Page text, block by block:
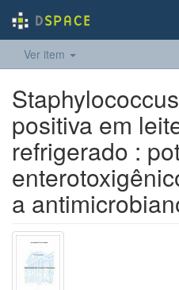
Ver item
positiva em
refrigerado :
a